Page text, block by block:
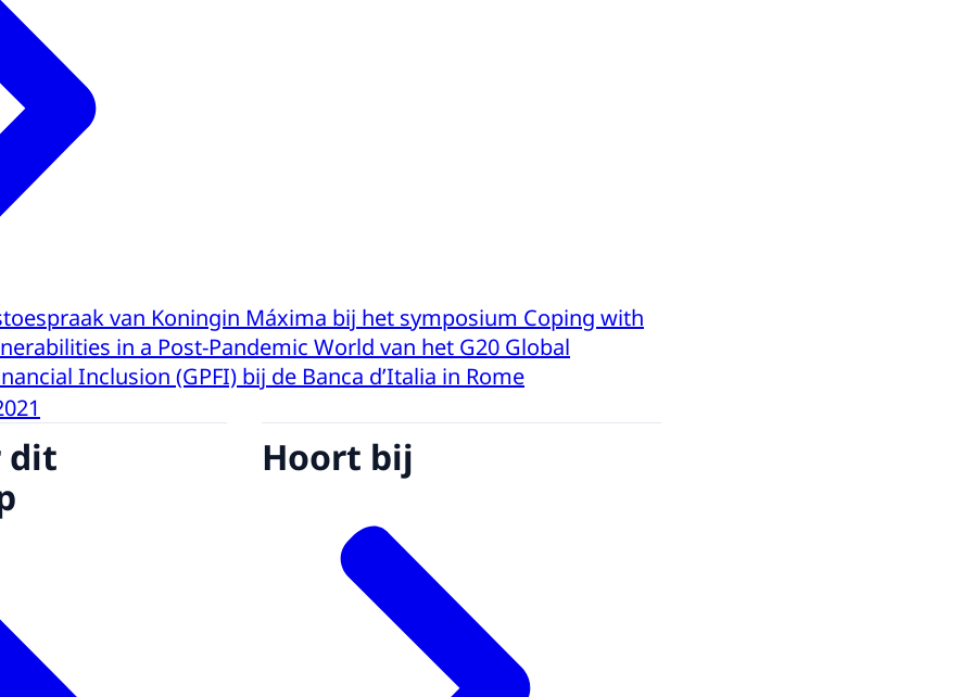
van Koningin Máxima bij het symposium Coping with
in a Post-Pandemic World van het G20 Global
Inclusion (GPFI) bij de Banca d’Italia in Rome
dit
Hoort bij